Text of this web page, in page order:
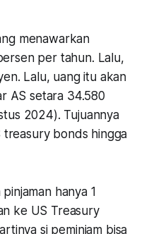
menawarkan
per tahun. Lalu,
Lalu, uang itu akan
AS setara 34.580
2024). Tujuannya
treasury bonds hingga
hanya 1
ke US Treasury
si peminjam bisa